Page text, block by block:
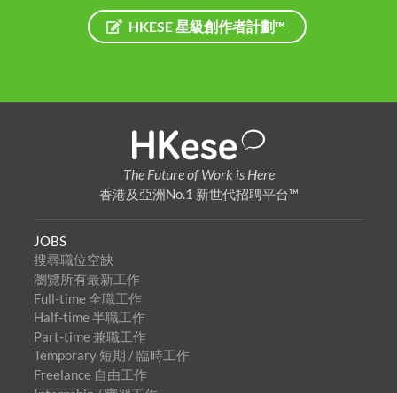
HKESE 星級創作者計劃™
The Future of Work is Here
香港及亞洲No.1 新世代招聘平台™
JOBS
搜尋職位空缺
瀏覽所有最新工作
Full-time 全職工作
Half-time 半職工作
Part-time 兼職工作
Temporary 短期 / 臨時工作
Freelance 自由工作